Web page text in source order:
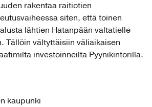
rakentaa raitiotien
siten, että toinen
lähtien Hatanpään valtatielle
Tällöin vältyttäisiin väliaikaisen
investoinneilta Pyynikintorilla.
kaupunki